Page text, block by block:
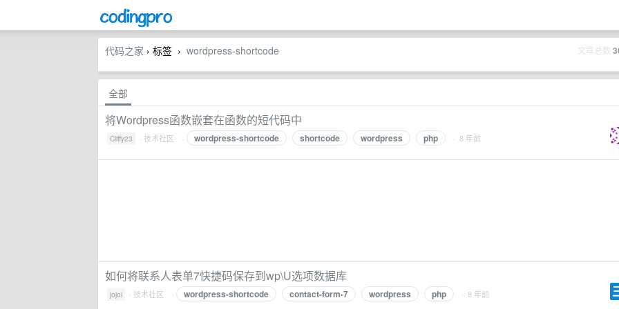
文章总数
代码之家 › 标签 › wordpress-shortcode
全部
将Wordpress函数嵌套在函数的短代码中
Cliffy23 · 技术社区 · wordpress-shortcode shortcode wordpress php · 8 年前
如何将联系人表单7快捷码保存到wp\U选项数据库
jojoi · 技术社区 · wordpress-shortcode contact-form-7 wordpress php · 8 年前